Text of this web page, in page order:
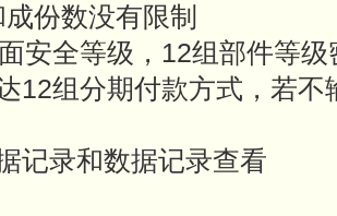
份数没有限制
安全等级，12组部件等级
12组分期付款方式，若
记录和数据记录查看